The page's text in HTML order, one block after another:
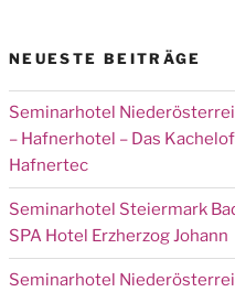
NEUESTE BEITRÄGE
Seminarhotel
– Hafnerhotel – Das
Hafnertec
Seminarhotel Steiermark
SPA Hotel Erzherzog Johann
Seminarhotel